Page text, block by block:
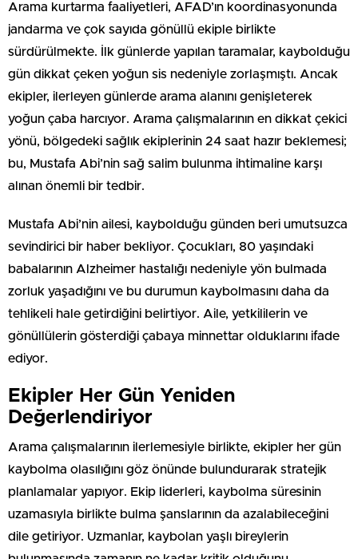
Arama kurtarma faaliyetleri, AFAD’ın koordinasyonunda
jandarma ve çok sayıda gönüllü ekiple birlikte
sürdürülmekte. İlk günlerde yapılan taramalar, kaybolduğu
gün dikkat çeken yoğun sis nedeniyle zorlaşmıştı. Ancak
ekipler, ilerleyen günlerde arama alanını genişleterek
yoğun çaba harcıyor. Arama çalışmalarının en dikkat çekici
yönü, bölgedeki sağlık ekiplerinin 24 saat hazır beklemesi;
bu, Mustafa Abi’nin sağ salim bulunma ihtimaline karşı
alınan önemli bir tedbir.
Mustafa Abi’nin ailesi, kaybolduğu günden beri umutsuzca
sevindirici bir haber bekliyor. Çocukları, 80 yaşındaki
babalarının Alzheimer hastalığı nedeniyle yön bulmada
zorluk yaşadığını ve bu durumun kaybolmasını daha da
tehlikeli hale getirdiğini belirtiyor. Aile, yetkililerin ve
gönüllülerin gösterdiği çabaya minnettar olduklarını ifade
ediyor.
Ekipler Her Gün Yeniden
Değerlendiriyor
Arama çalışmalarının ilerlemesiyle birlikte, ekipler her gün
kaybolma olasılığını göz önünde bulundurarak stratejik
planlamalar yapıyor. Ekip liderleri, kaybolma süresinin
uzamasıyla birlikte bulma şanslarının da azalabileceğini
dile getiriyor. Uzmanlar, kaybolan yaşlı bireylerin